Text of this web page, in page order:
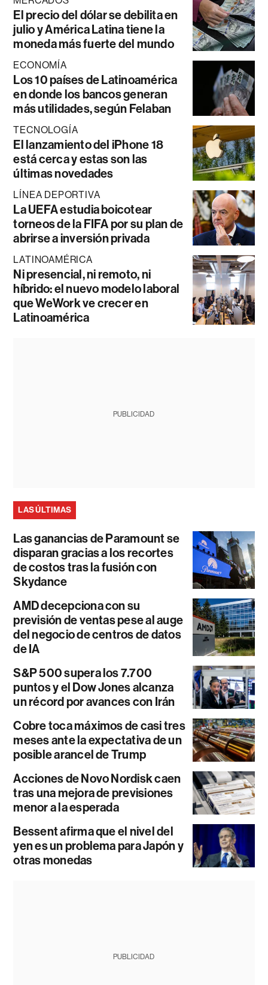
El precio del dólar se debilita en
julio y América Latina tiene la
moneda más fuerte del mundo
ECONOMÍA
Los 10 países de Latinoamérica
en donde los bancos generan
más utilidades, según Felaban
TECNOLOGÍA
El lanzamiento del iPhone 18
está cerca y estas son las
últimas novedades
LÍNEA DEPORTIVA
La UEFA estudia boicotear
torneos de la FIFA por su plan de
abrirse a inversión privada
LATINOAMÉRICA
Ni presencial, ni remoto, ni
híbrido: el nuevo modelo laboral
que WeWork ve crecer en
Latinoamérica
PUBLICIDAD
LAS ÚLTIMAS
Las ganancias de Paramount se
disparan gracias a los recortes
de costos tras la fusión con
Skydance
AMD decepciona con su
previsión de ventas pese al auge
del negocio de centros de datos
de IA
S&P 500 supera los 7.700
puntos y el Dow Jones alcanza
un récord por avances con Irán
Cobre toca máximos de casi tres
meses ante la expectativa de un
posible arancel de Trump
Acciones de Novo Nordisk caen
tras una mejora de previsiones
menor a la esperada
Bessent afirma que el nivel del
yen es un problema para Japón y
otras monedas
PUBLICIDAD